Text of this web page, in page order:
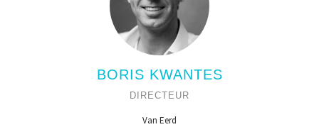
BORIS KWANTES
DIRECTEUR
Van Eerd